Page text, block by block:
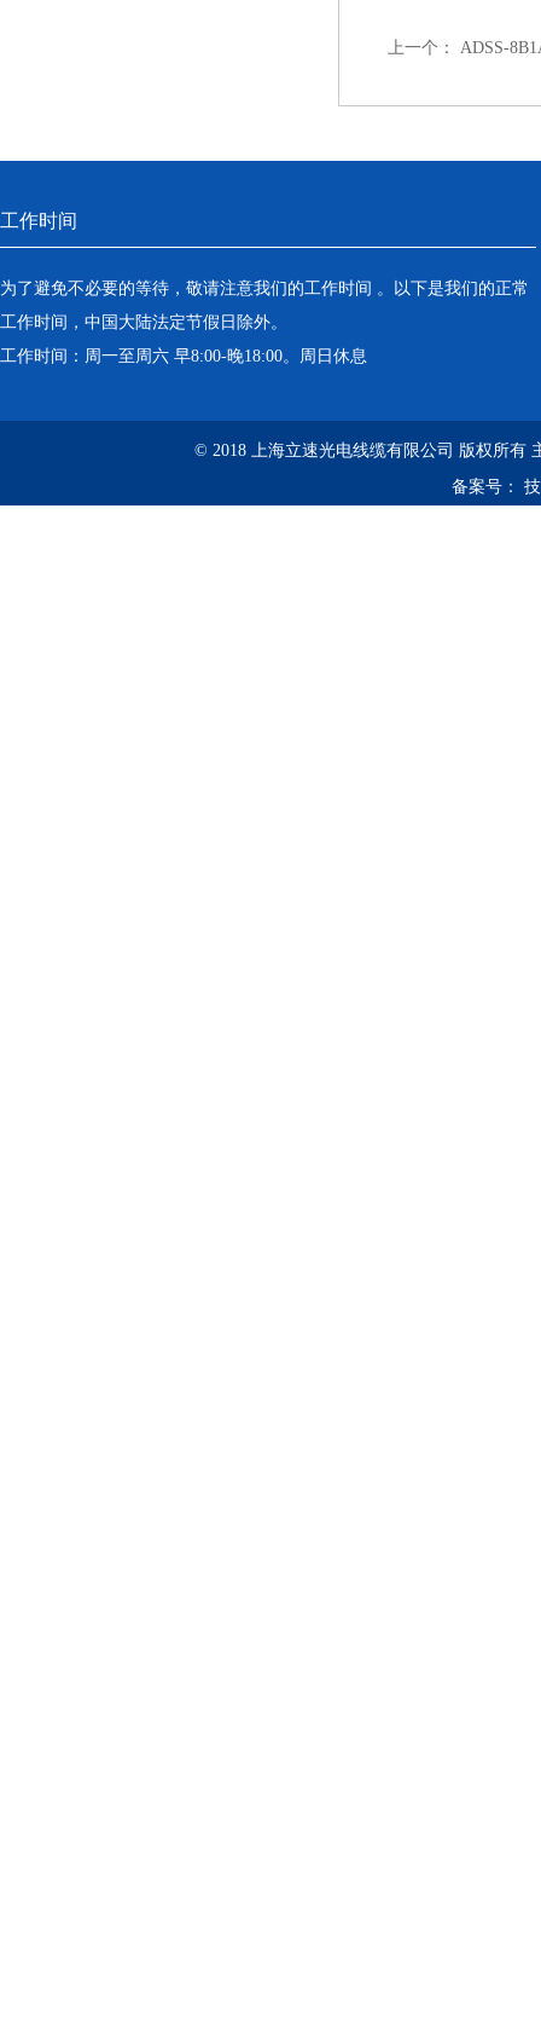
上一个： ADSS-
工作时间
为了避免不必要的等待，敬请注意我们的工作时间 。以下是我们的正常
工作时间，中国大陆法定节假日除外。
工作时间：周一至周六 早8:00-晚18:00。周日休息
© 2018 上海立速光电线缆有限公司 版权所有
备案号：